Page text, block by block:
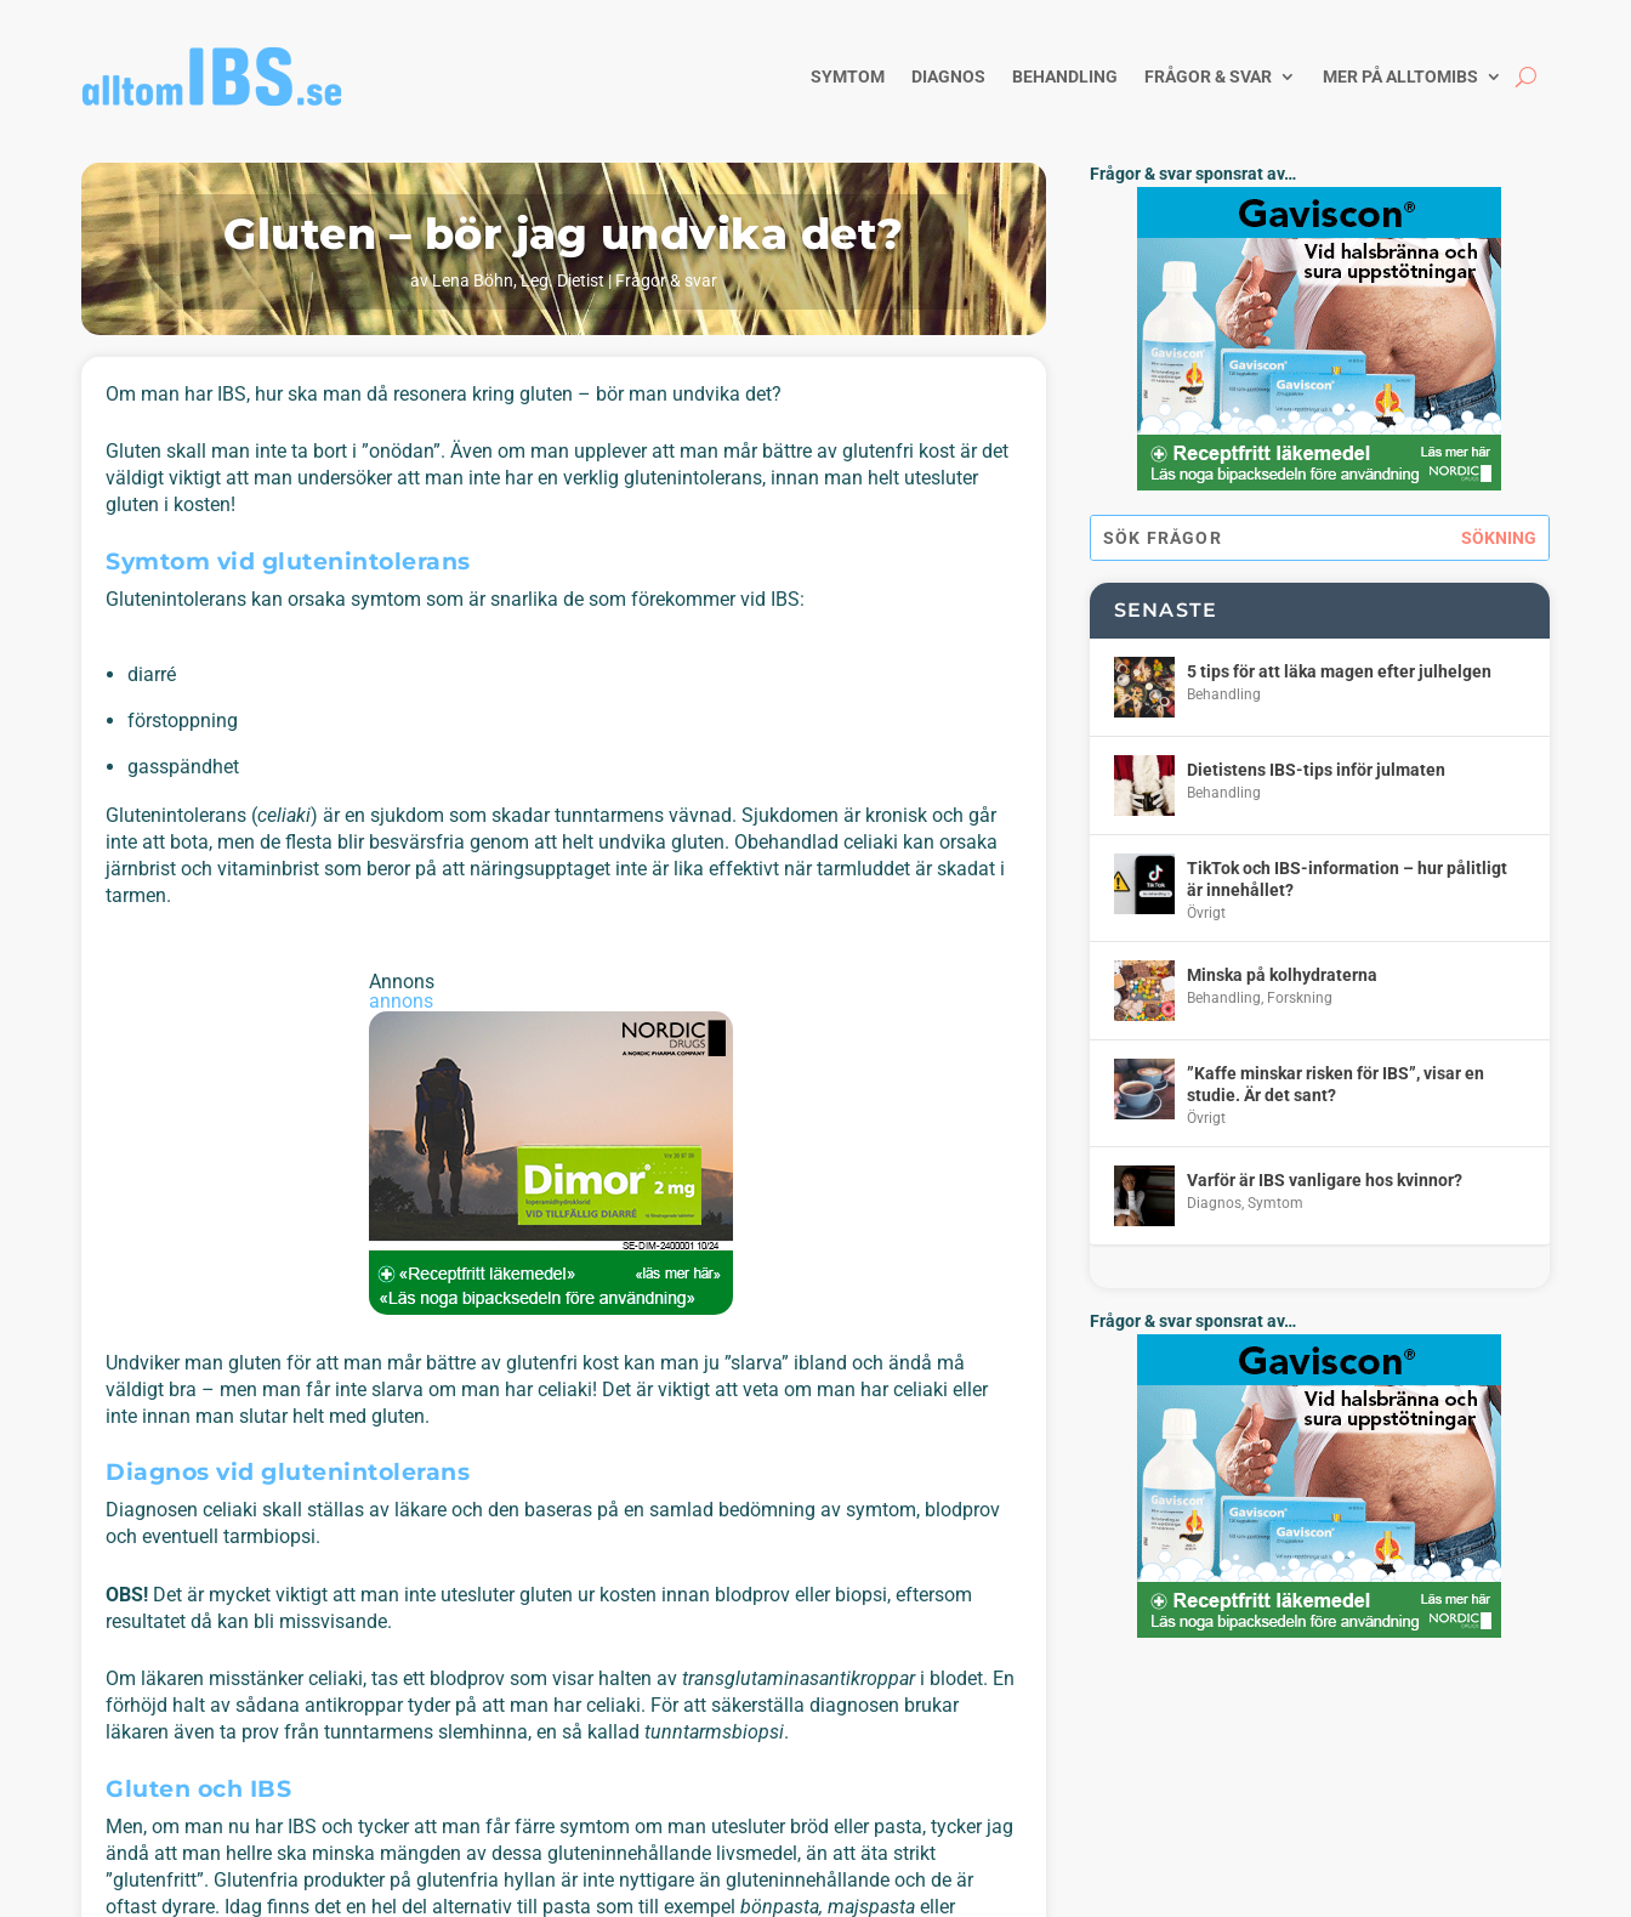
SYMTOM DIAGNOS BEHANDLING FRÅGOR & SVAR MER PÅ ALLTOMIBS
Gluten – bör jag undvika det?
avLena Böhn, Leg. Dietist|Frågor & svar
Om man har IBS, hur ska man då resonera kring gluten – bör man undvika det?
Gluten skall man inte ta bort i ”onödan”. Även om man upplever att man mår bättre av glutenfri kost är det
väldigt viktigt att man undersöker att man inte har en verklig glutenintolerans, innan man helt utesluter
gluten i kosten!
Symtom vid glutenintolerans
Glutenintolerans kan orsaka symtom som är snarlika de som förekommer vid IBS:
diarré
förstoppning
gasspändhet
Glutenintolerans (celiaki) är en sjukdom som skadar tunntarmens vävnad. Sjukdomen är kronisk och går
inte att bota, men de flesta blir besvärsfria genom att helt undvika gluten. Obehandlad celiaki kan orsaka
järnbrist och vitaminbrist som beror på att näringsupptaget inte är lika effektivt när tarmluddet är skadat i
tarmen.
Annons
annons
Undviker man gluten för att man mår bättre av glutenfri kost kan man ju ”slarva” ibland och ändå må
väldigt bra – men man får inte slarva om man har celiaki! Det är viktigt att veta om man har celiaki eller
inte innan man slutar helt med gluten.
Diagnos vid glutenintolerans
Diagnosen celiaki skall ställas av läkare och den baseras på en samlad bedömning av symtom, blodprov
och eventuell tarmbiopsi.
OBS! Det är mycket viktigt att man inte utesluter gluten ur kosten innan blodprov eller biopsi, eftersom
resultatet då kan bli missvisande.
Om läkaren misstänker celiaki, tas ett blodprov som visar halten avtransglutaminasantikroppari blodet. En
förhöjd halt av sådana antikroppar tyder på att man har celiaki. För att säkerställa diagnosen brukar
läkaren även ta prov från tunntarmens slemhinna, en så kalladtunntarmsbiopsi.
Gluten och IBS
Men, om man nu har IBS och tycker att man får färre symtom om man utesluter bröd eller pasta, tycker jag
ändå att man hellre ska minska mängden av dessa gluteninnehållande livsmedel, än att äta strikt
”glutenfritt”. Glutenfria produkter på glutenfria hyllan är inte nyttigare än gluteninnehållande och de är
oftast dyrare. Idag finns det en hel del alternativ till pasta som till exempelbönpasta, majspasta eller
Frågor & svar sponsrat av…
SENASTE
5 tips för att läka magen efter julhelgen
Behandling
Dietistens IBS-tips inför julmaten
Behandling
TikTok och IBS-information – hur pålitligt
är innehållet?
Övrigt
Minska på kolhydraterna
Behandling, Forskning
”Kaffe minskar risken för IBS”, visar en
studie. Är det sant?
Övrigt
Varför är IBS vanligare hos kvinnor?
Diagnos, Symtom
Frågor & svar sponsrat av…